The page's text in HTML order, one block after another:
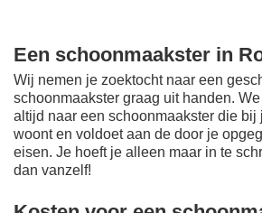
Een schoonmaakster in
Wij nemen je zoektocht naar een
schoonmaakster graag uit handen.
altijd naar een schoonmaakster die bij
woont en voldoet aan de door je
eisen. Je hoeft je alleen maar in te
dan vanzelf!